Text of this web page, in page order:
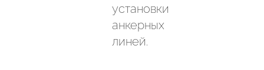
установки
анкерных
линей.